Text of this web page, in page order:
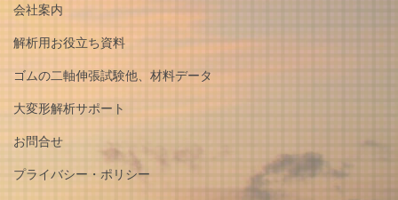
会社案内
解析用お役立ち資料
ゴムの二軸伸張試験他、材料データ
大変形解析サポート
お問合せ
プライバシー・ポリシー